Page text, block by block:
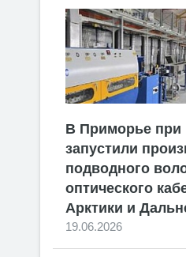
В Приморье
запустили
подводного
оптического
Арктики и
19.06.2026